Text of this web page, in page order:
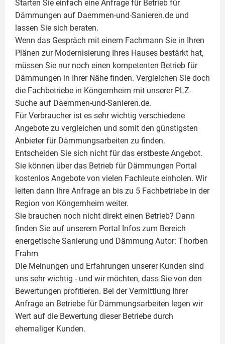
Starten Sie einfach eine Anfrage für Betrieb für
Dämmungen auf Daemmen-und-Sanieren.de und
lassen Sie sich beraten.
Wenn das Gespräch mit einem Fachmann Sie in Ihren
Plänen zur Modernisierung Ihres Hauses bestärkt hat,
müssen Sie nur noch einen kompetenten Betrieb für
Dämmungen in Ihrer Nähe finden. Vergleichen Sie doch
die Fachbetriebe in Köngernheim mit unserer PLZ-
Suche auf Daemmen-und-Sanieren.de.
Für Verbraucher ist es sehr wichtig verschiedene
Angebote zu vergleichen und somit den günstigsten
Anbieter für Dämmungsarbeiten zu finden.
Entscheiden Sie sich nicht für das erstbeste Angebot.
Sie können über das Betrieb für Dämmungen Portal
kostenlos Angebote von vielen Fachleute einholen. Wir
leiten dann Ihre Anfrage an bis zu 5 Fachbetriebe in der
Region von Köngernheim weiter.
Sie brauchen noch nicht direkt einen Betrieb? Dann
finden Sie auf unserem Portal Infos zum Bereich
energetische Sanierung und Dämmung Autor: Thorben
Frahm
Die Meinungen und Erfahrungen unserer Kunden sind
uns sehr wichtig - und wir möchten, dass Sie von den
Bewertungen profitieren. Bei der Vermittlung Ihrer
Anfrage an Betriebe für Dämmungsarbeiten legen wir
Wert auf die Bewertung dieser Betriebe durch
ehemaliger Kunden.